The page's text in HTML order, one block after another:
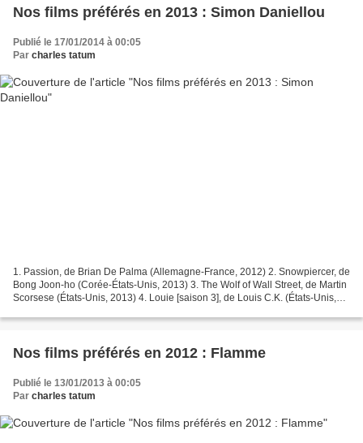
Nos films préférés en 2013 : Simon Daniellou
Publié le 17/01/2014 à 00:05
Par charles tatum
1. Passion, de Brian De Palma (Allemagne-France, 2012) 2. Snowpiercer, de
Bong Joon-ho (Corée-États-Unis, 2013) 3. The Wolf of Wall Street, de Martin
Scorsese (États-Unis, 2013) 4. Louie [saison 3], de Louis C.K. (États-Unis,
Nos films préférés en 2012 : Flamme
Publié le 13/01/2013 à 00:05
Par charles tatum